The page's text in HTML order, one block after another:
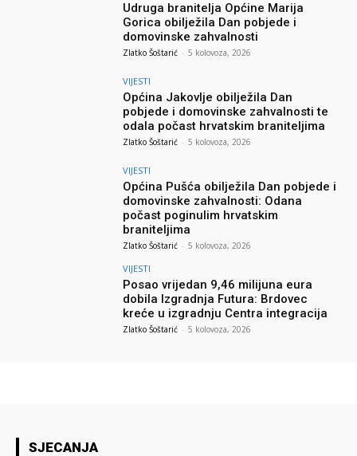
Udruga branitelja Općine Marija
Gorica obilježila Dan pobjede i
domovinske zahvalnosti
Zlatko Šoštarić - 5 kolovoza, 2026
VIJESTI
Općina Jakovlje obilježila Dan
pobjede i domovinske zahvalnosti te
odala počast hrvatskim braniteljima
Zlatko Šoštarić - 5 kolovoza, 2026
VIJESTI
Općina Pušća obilježila Dan pobjede i
domovinske zahvalnosti: Odana
počast poginulim hrvatskim
braniteljima
Zlatko Šoštarić - 5 kolovoza, 2026
VIJESTI
Posao vrijedan 9,46 milijuna eura
dobila Izgradnja Futura: Brdovec
kreće u izgradnju Centra integracija
Zlatko Šoštarić - 5 kolovoza, 2026
SJECANJA